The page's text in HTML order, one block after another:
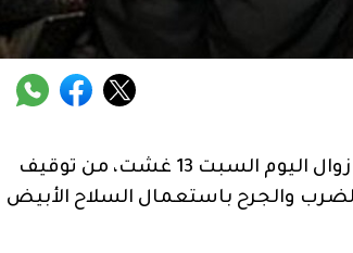
تمكنت عناصر المصلحة الولائية للشرطة القضائية بمدينة مراكش، زوال اليوم السبت 13 غشت، من توقيف
بالضرب والجرح باستعمال السلاح الأبيض